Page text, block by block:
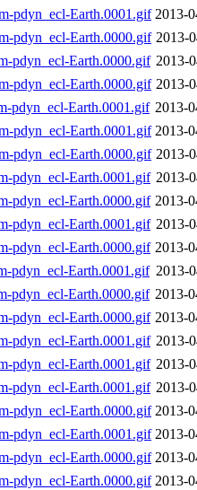
pdyn_ecl-Earth.0001.gif 2013-
pdyn_ecl-Earth.0000.gif 2013-
pdyn_ecl-Earth.0000.gif 2013-
pdyn_ecl-Earth.0000.gif 2013-
pdyn_ecl-Earth.0001.gif 2013-
pdyn_ecl-Earth.0001.gif 2013-
pdyn_ecl-Earth.0000.gif 2013-
pdyn_ecl-Earth.0001.gif 2013-
pdyn_ecl-Earth.0000.gif 2013-
pdyn_ecl-Earth.0001.gif 2013-
pdyn_ecl-Earth.0000.gif 2013-
pdyn_ecl-Earth.0001.gif 2013-
pdyn_ecl-Earth.0000.gif 2013-
pdyn_ecl-Earth.0000.gif 2013-
pdyn_ecl-Earth.0001.gif 2013-
pdyn_ecl-Earth.0001.gif 2013-
pdyn_ecl-Earth.0001.gif 2013-
pdyn_ecl-Earth.0000.gif 2013-
pdyn_ecl-Earth.0001.gif 2013-
pdyn_ecl-Earth.0000.gif 2013-
pdyn_ecl-Earth.0000.gif 2013-